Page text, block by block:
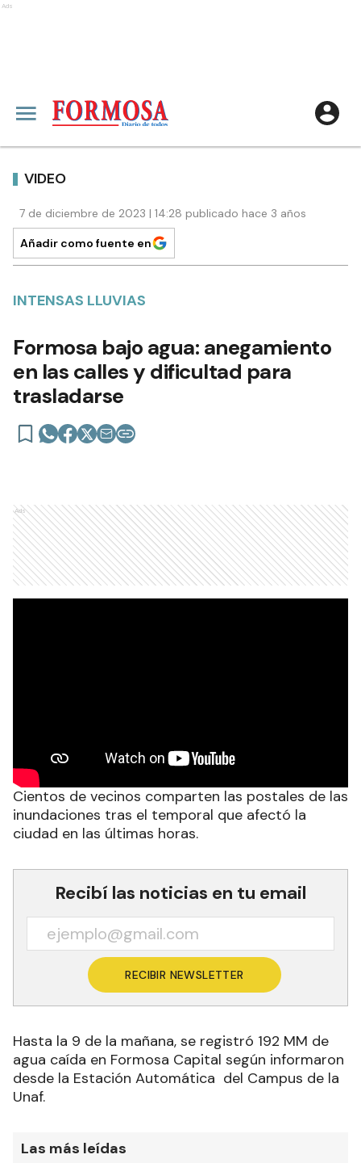
Ads
VIDEO
7 de diciembre de 2023 | 14:28 publicado hace 3 años
Añadir como fuente en
INTENSAS LLUVIAS
Formosa bajo agua: anegamiento
en las calles y dificultad para
trasladarse
Ads
Cientos de vecinos comparten las postales de las
inundaciones tras el temporal que afectó la
ciudad en las últimas horas.
Recibí las noticias en tu email
RECIBIR NEWSLETTER
Hasta la 9 de la mañana, se registró 192 MM de
agua caída en Formosa Capital según informaron
desde la Estación Automática del Campus de la
Unaf.
Las más leídas